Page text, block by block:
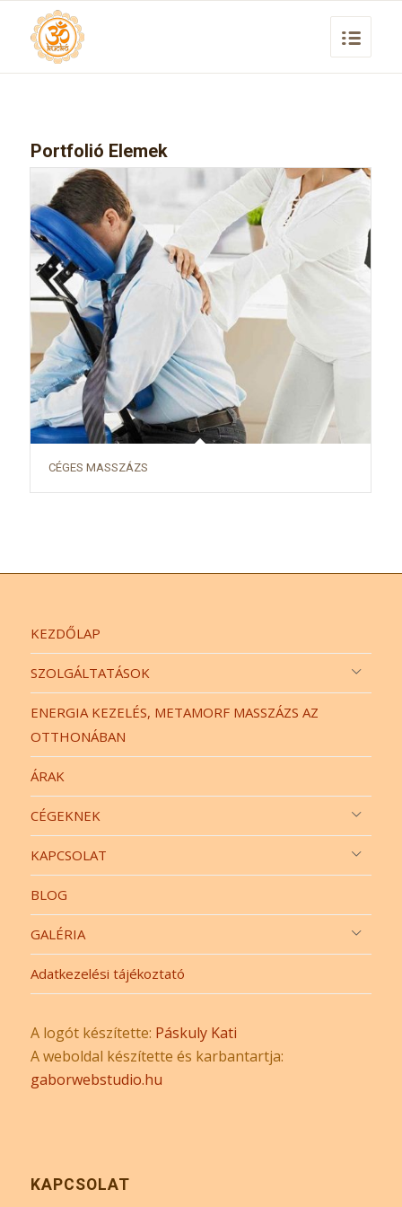
Portfolió Elemek
CÉGES MASSZÁZS
KEZDŐLAP
SZOLGÁLTATÁSOK
ENERGIA KEZELÉS, METAMORF MASSZÁZS AZ
OTTHONÁBAN
ÁRAK
CÉGEKNEK
KAPCSOLAT
BLOG
GALÉRIA
Adatkezelési tájékoztató
A logót készítette: Páskuly Kati
A weboldal készítette és karbantartja:
gaborwebstudio.hu
KAPCSOLAT